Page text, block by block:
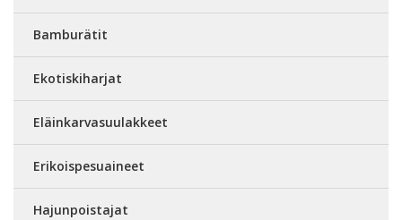
Bamburätit
Ekotiskiharjat
Eläinkarvasuulakkeet
Erikoispesuaineet
Hajunpoistajat